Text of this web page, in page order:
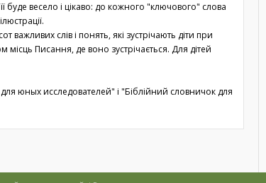
буде весело і цікаво: до кожного "ключового" слова
слів і понять, які зустрічають діти при
Писання, де воно зустрічається. Для дітей
юных исследователей" і "Біблійний словничок для